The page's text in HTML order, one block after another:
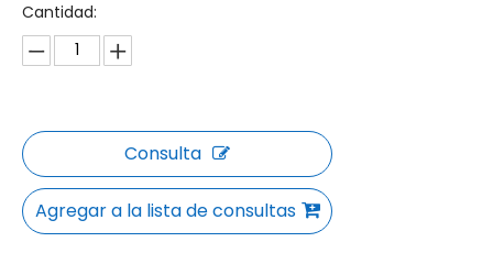
Cantidad:
Consulta
Agregar a la lista de consultas